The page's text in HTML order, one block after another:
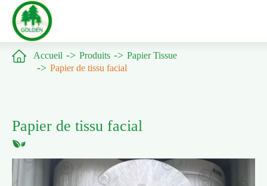
 Accueil Produits
Papier Tissue
Papier de tissu facial
Papier de tissu facial